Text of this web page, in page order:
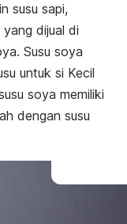
susu sapi,
dijual di
Susu soya
untuk si Kecil
soya memiliki
dengan susu